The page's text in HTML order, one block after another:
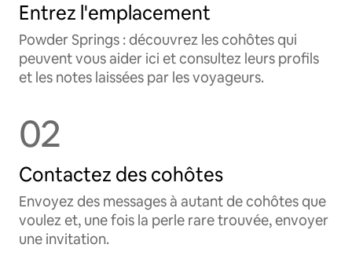
Entrez l'emplacement
Powder Springs : découvrez les cohôtes qui
peuvent vous aider ici et consultez leurs profils
et les notes laissées par les voyageurs.
02
Contactez des cohôtes
Envoyez des messages à autant de cohôtes que
voulez et, une fois la perle rare trouvée, envoyer
une invitation.